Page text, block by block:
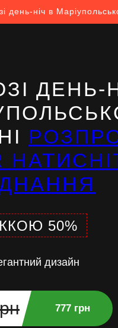
день-ніч в
ДЕНЬ-
50%
дизайн
777 грн